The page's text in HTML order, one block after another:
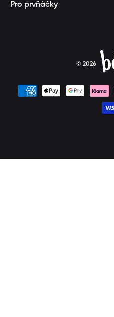
Pro prvňáčky
© 2026